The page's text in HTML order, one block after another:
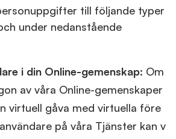
till följande typer
under nedanstående
i din Online-gemenskap: Om
av våra Online-gemenskaper
virtuell gåva med virtuella före
på våra Tjänster kan v